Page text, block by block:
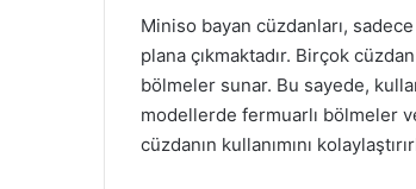
Miniso bayan cüzdanları,
plana çıkmaktadır. Birçok
bölmeler sunar. Bu sayede,
modellerde fermuarlı bölmeler
cüzdanın kullanımını